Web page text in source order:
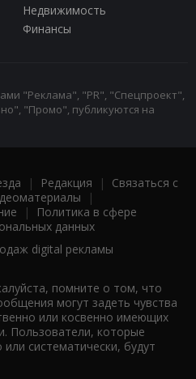
Недвижимость
Финансы
"Реклама", "PR", "Спецпроект",
"Промо", публикуются на
| Редакция | Связаться с
|
|
Политика в сфере
данных
digital рекламы
помните о том, что
могут задеть чувства
или косвенно имеющих
Пользователи, которые
систематически, будут